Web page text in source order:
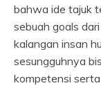
bahwa ide tajuk
sebuah goals
kalangan insan
sesungguhnya
kompetensi